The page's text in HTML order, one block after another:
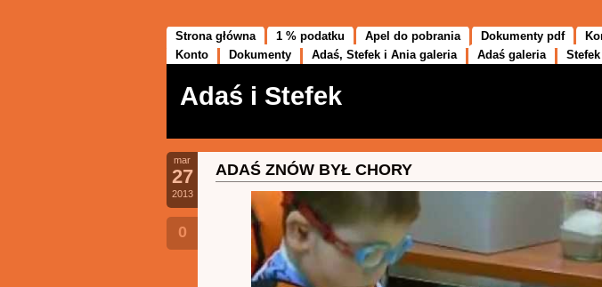
Strona główna 1 % podatku Apel do pobrania Dokumenty pdf
Konto
Dokumenty Adaś, Stefek i Ania galeria Adaś galeria
Adaś i Stefek
mar
27
2013
0
ADAŚ ZNÓW BYŁ CHORY